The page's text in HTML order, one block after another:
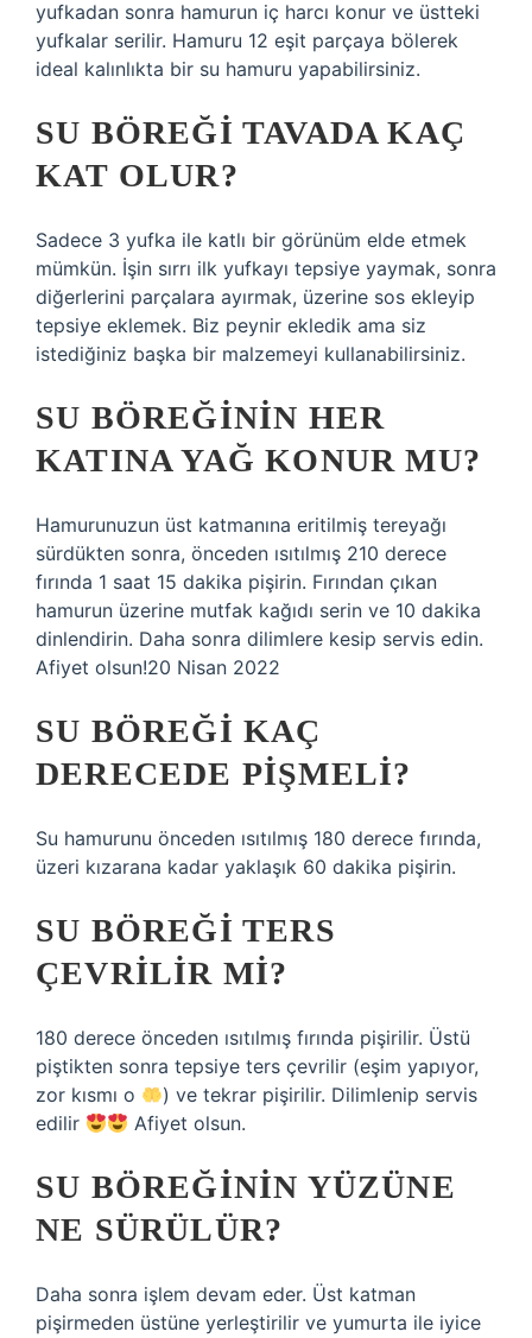
yufkadan sonra hamurun iç harcı konur ve üstteki
yufkalar serilir. Hamuru 12 eşit parçaya bölerek
ideal kalınlıkta bir su hamuru yapabilirsiniz.
SU BÖREĞI TAVADA KAÇ
KAT OLUR?
Sadece 3 yufka ile katlı bir görünüm elde etmek
mümkün. İşin sırrı ilk yufkayı tepsiye yaymak, sonra
diğerlerini parçalara ayırmak, üzerine sos ekleyip
tepsiye eklemek. Biz peynir ekledik ama siz
istediğiniz başka bir malzemeyi kullanabilirsiniz.
SU BÖREĞININ HER
KATINA YAĞ KONUR MU?
Hamurunuzun üst katmanına eritilmiş tereyağı
sürdükten sonra, önceden ısıtılmış 210 derece
fırında 1 saat 15 dakika pişirin. Fırından çıkan
hamurun üzerine mutfak kağıdı serin ve 10 dakika
dinlendirin. Daha sonra dilimlere kesip servis edin.
Afiyet olsun!20 Nisan 2022
SU BÖREĞI KAÇ
DERECEDE PIŞMELI?
Su hamurunu önceden ısıtılmış 180 derece fırında,
üzeri kızarana kadar yaklaşık 60 dakika pişirin.
SU BÖREĞI TERS
ÇEVRILIR MI?
180 derece önceden ısıtılmış fırında pişirilir. Üstü
piştikten sonra tepsiye ters çevrilir (eşim yapıyor,
zor kısmı o
) ve tekrar pişirilir. Dilimlenip servis
edilir
Afiyet olsun.
SU BÖREĞININ YÜZÜNE
NE SÜRÜLÜR?
Daha sonra işlem devam eder. Üst katman
pişirmeden üstüne yerleştirilir ve yumurta ile iyice